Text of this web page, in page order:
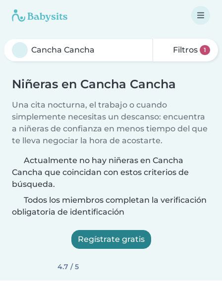
Filtros 1
Niñeras en Cancha Cancha
Una cita nocturna, el trabajo o cuando
simplemente necesitas un descanso: encuentra
a niñeras de confianza en menos tiempo del que
te lleva negociar la hora de acostarte.
Actualmente no hay niñeras en Cancha
Cancha que coincidan con estos criterios de
búsqueda.
Todos los miembros completan la verificación
obligatoria de identificación
Regístrate gratis
4.7 / 5